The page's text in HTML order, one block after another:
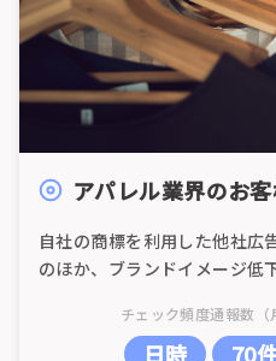
アパレル業界のお
自社の商標を利用した他社広
のほか、ブランドイメージ低
チェック頻度
日時
通報数（
70